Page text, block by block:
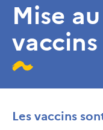
Mise
vaccins
Les vaccins